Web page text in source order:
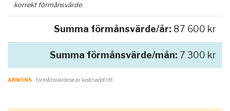
korrekt förmånsvärde.
Summa förmånsvärde/år: 87 600 kr
Summa förmånsvärde/mån: 7 300 kr
ANNONS- förmånsvärde.se är kostnadsfritt